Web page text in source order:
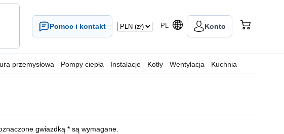
Pomoc i kontakt PL Konto
przemysłowa Pompy ciepła Instalacje Kotły Wentylacja Kuchnia
gwiazdką * są wymagane.